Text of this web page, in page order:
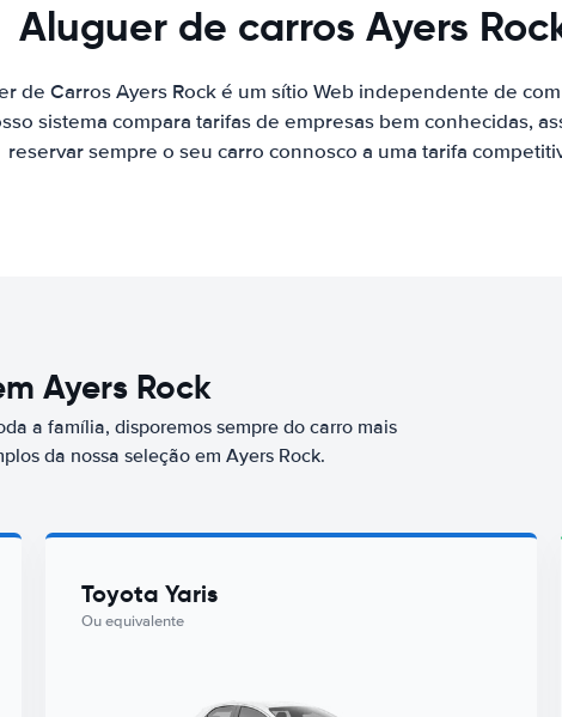
Aluguer de carros Ayers
de Carros Ayers Rock é um sítio Web independente de
sistema compara tarifas de empresas bem conhecidas,
reservar sempre o seu carro connosco a uma tarifa
Ayers Rock
a família, disporemos sempre do carro mais
da nossa seleção em Ayers Rock.
Toyota Yaris
Ou equivalente